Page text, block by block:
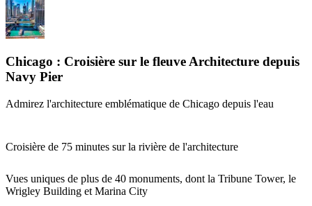
Chicago : Croisière sur le fleuve Architecture depuis
Navy Pier
Admirez l'architecture emblématique de Chicago depuis l'eau
Croisière de 75 minutes sur la rivière de l'architecture
Vues uniques de plus de 40 monuments, dont la Tribune Tower, le
Wrigley Building et Marina City